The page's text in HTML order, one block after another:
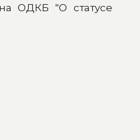
ОДКБ "О статусе